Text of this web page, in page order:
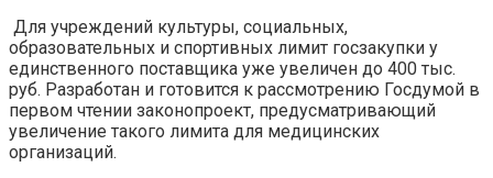
Для учреждений культуры, социальных,
образовательных и спортивных лимит госзакупки у
единственного поставщика уже увеличен до 400 тыс.
руб. Разработан и готовится к рассмотрению Госдумой в
первом чтении законопроект, предусматривающий
увеличение такого лимита для медицинских
организаций.